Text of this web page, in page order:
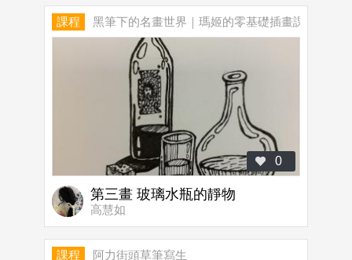
課程 黑筆下的名畫世界｜瑪姬的零基礎插畫課
0
第三畫 玻璃水瓶的靜物
高慧如
課程 阿力街頭草筆寫生